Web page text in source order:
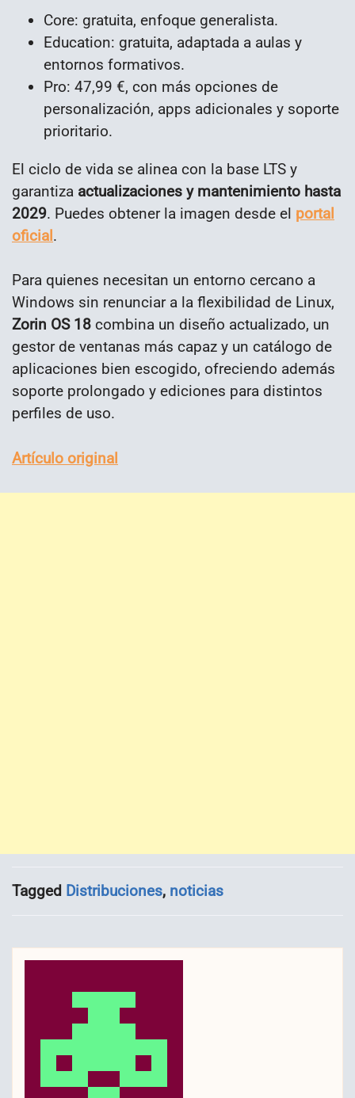
Core: gratuita, enfoque generalista.
Education: gratuita, adaptada a aulas y
entornos formativos.
Pro: 47,99 €, con más opciones de
personalización, apps adicionales y soporte
prioritario.
El ciclo de vida se alinea con la base LTS y
garantiza actualizaciones y mantenimiento hasta
2029. Puedes obtener la imagen desde el portal
oficial.
Para quienes necesitan un entorno cercano a
Windows sin renunciar a la flexibilidad de Linux,
Zorin OS 18 combina un diseño actualizado, un
gestor de ventanas más capaz y un catálogo de
aplicaciones bien escogido, ofreciendo además
soporte prolongado y ediciones para distintos
perfiles de uso.
Artículo original
Tagged Distribuciones, noticias